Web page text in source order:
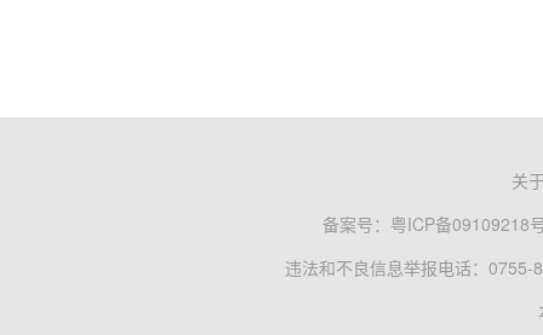
关
备案号： 粤ICP备09109218
违法和不良信息举报电话：0755-